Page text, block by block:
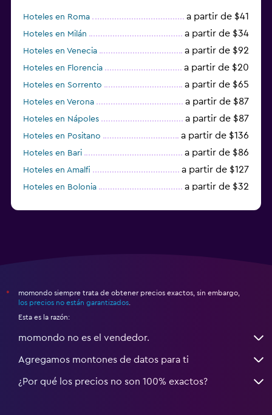
Hoteles en Roma a partir de $41
Hoteles en Milán a partir de $34
Hoteles en Venecia a partir de $92
Hoteles en Florencia a partir de $20
Hoteles en Sorrento a partir de $65
Hoteles en Verona a partir de $87
Hoteles en Nápoles a partir de $87
Hoteles en Positano a partir de $136
Hoteles en Bari a partir de $86
Hoteles en Amalfi a partir de $127
Hoteles en Bolonia a partir de $32
*
momondo siempre trata de obtener precios exactos, sin embargo,
los precios no están garantizados
Esta es la razón:
momondo no es el vendedor.
Agregamos montones de datos para ti
¿Por qué los precios no son 100% exactos?